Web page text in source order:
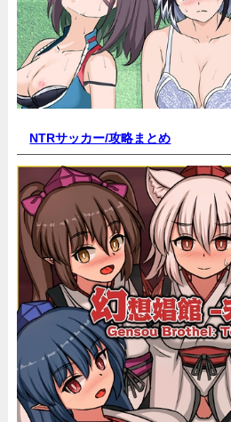
NTRサッカー/攻略まとめ